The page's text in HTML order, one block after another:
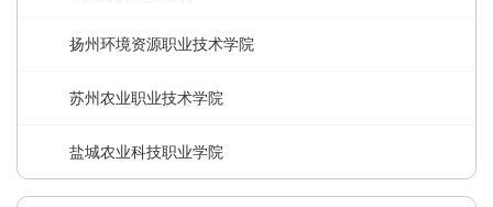
扬州环境资源职业技术学院
苏州农业职业技术学院
盐城农业科技职业学院